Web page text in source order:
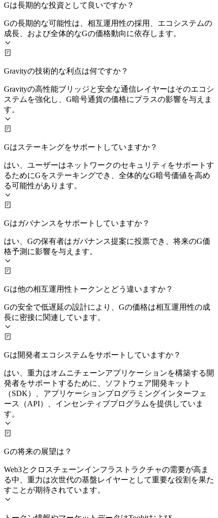
Gは長期的な投資として良いですか？
Gの長期的な可能性は、相互運用性の採用、エコシステムの
成長、および全体的なGの価格動向に依存します。
Gravityの技術的な利点は何ですか？
Gravityの高性能ブリッジと安全な通信レイヤーはそのエコシ
ステムを強化し、G暗号通貨の価格にプラスの影響を与えま
す。
Gはステーキングをサポートしていますか？
はい、ユーザーはネットワークのセキュリティをサポートす
るためにGをステーキングでき、全体的なG暗号価値を高め
る可能性があります。
Gはガバナンスをサポートしていますか？
はい、Gの保有者はガバナンス提案に投票でき、将来のG価
格予測に影響を与えます。
Gは他の相互運用性トークンとどう違いますか？
Gの安全で低遅延の設計により、Gの価格は相互運用性の成
長に密接に関連しています。
Gは開発者エコシステムをサポートしていますか？
はい、重力はオムニチェーンアプリケーションを構築する開
発者をサポートするために、ソフトウェア開発キット
（SDK）、アプリケーションプログラミングインターフェ
ース（API）、インセンティブプログラムを提供していま
す。
Gの将来の展望は？
Web3とクロスチェーンインフラストラクチャの需要が高ま
る中、重力は次世代の基盤レイヤーとして重要な役割を果た
すことが期待されています。